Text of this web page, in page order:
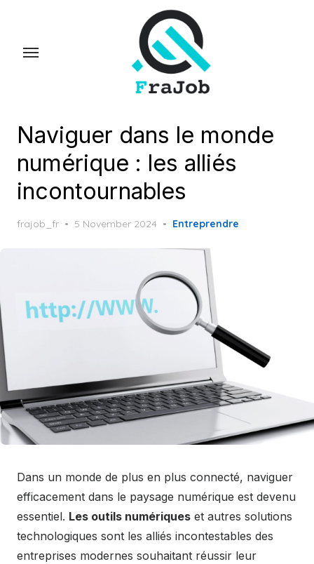
Naviguer dans le monde
numérique : les alliés
incontournables
frajob_fr
Posted
5 November 2024 Entreprendre
Dans un monde de plus en plus connecté, naviguer
efficacement dans le paysage numérique est devenu
essentiel. Les outils numériques et autres solutions
technologiques sont les alliés incontestables des
entreprises modernes souhaitant réussir leur